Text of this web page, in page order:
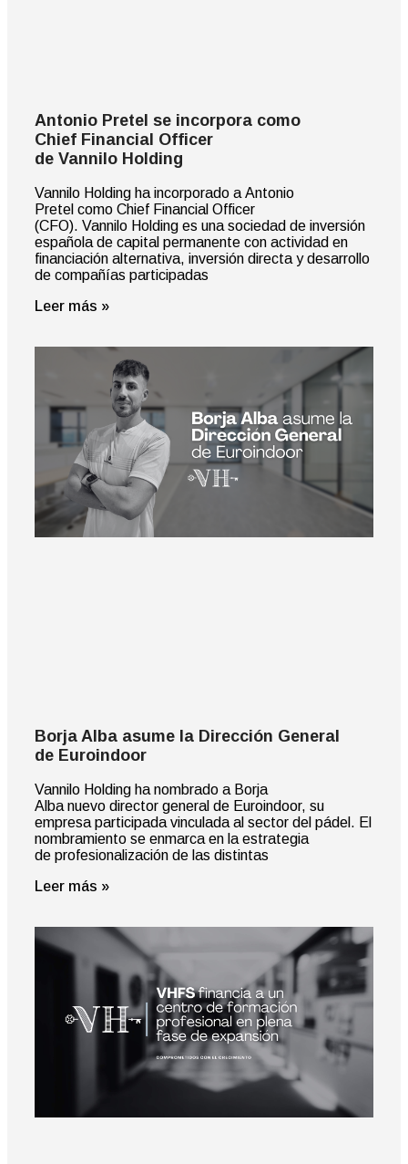
Antonio Pretel se incorpora como
Chief Financial Officer
de Vannilo Holding
Vannilo Holding ha incorporado a Antonio
Pretel como Chief Financial Officer
(CFO). Vannilo Holding es una sociedad de inversión
española de capital permanente con actividad en
financiación alternativa, inversión directa y desarrollo
de compañías participadas
Leer más »
Borja Alba asume la Dirección General
de Euroindoor
Vannilo Holding ha nombrado a Borja
Alba nuevo director general de Euroindoor, su
empresa participada vinculada al sector del pádel. El
nombramiento se enmarca en la estrategia
de profesionalización de las distintas
Leer más »